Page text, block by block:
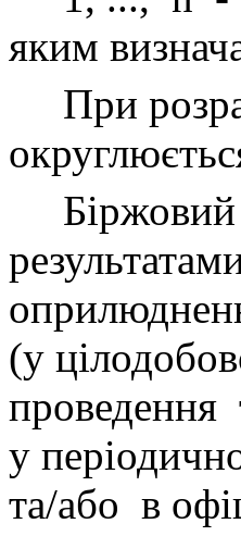
яким
При
(у
проведення
у
та/або в